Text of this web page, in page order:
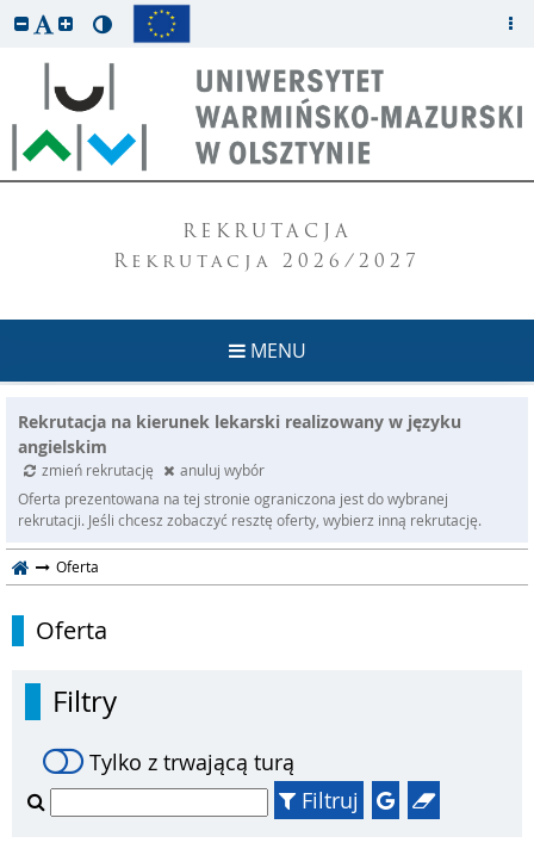
REKRUTACJA
Rekrutacja 2026/2027
MENU
Rekrutacja na kierunek lekarski realizowany w języku
angielskim
zmień rekrutację
anuluj wybór
Oferta prezentowana na tej stronie ograniczona jest do wybranej
rekrutacji. Jeśli chcesz zobaczyć resztę oferty, wybierz inną rekrutację.
Oferta
Oferta
Filtry
Tylko z trwającą turą
Filtruj